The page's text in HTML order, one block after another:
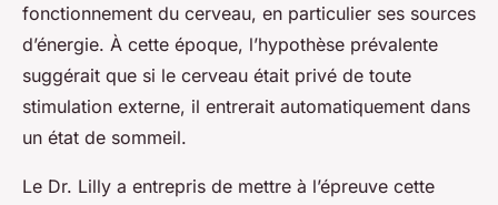
fonctionnement du cerveau, en particulier ses sources
d’énergie. À cette époque, l’hypothèse prévalente
suggérait que si le cerveau était privé de toute
stimulation externe, il entrerait automatiquement dans
un état de sommeil.
Le Dr. Lilly a entrepris de mettre à l’épreuve cette